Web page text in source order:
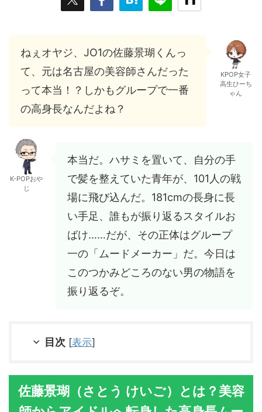
ねぇオヤジ、JO1の佐藤景瑚くんっ
て、元は名古屋の美容師さんだった
って本当！？しかもグループで一番
の高身長なんだよね？
KPOP女子
高生ひーち
ゃん
K-POPおや
じ
本当だ。ハサミを置いて、自分の手
で髪を整えていた青年が、101人の戦
場に飛び込んだ。181cmの長身に長
い手足、誰もが振り返るスタイルお
ばけ……だが、その正体はグループ
一の「ムードメーカー」だ。今日は
このつかみどころのない男の物語を
振り返るぞ。
目次 [表示]
佐藤景瑚（さとう けいご）とは？美容